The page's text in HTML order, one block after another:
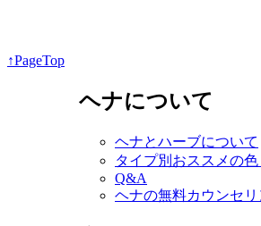
↑PageTop
ヘナについて
ヘナとハーブについて
タイプ別おススメの
Q&A
ヘナの無料カウンセ